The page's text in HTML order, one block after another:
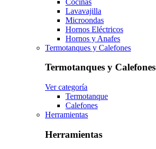
Lavavajilla
Microondas
Hornos Eléctricos
Hornos y Anafes
Termotanques y Calefones
Termotanques y Calefones
Ver categoría
Termotanque
Calefones
Herramientas
Herramientas